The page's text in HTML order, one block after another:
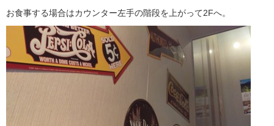
お食事する場合はカウンター左手の階段を上がって2Fへ。